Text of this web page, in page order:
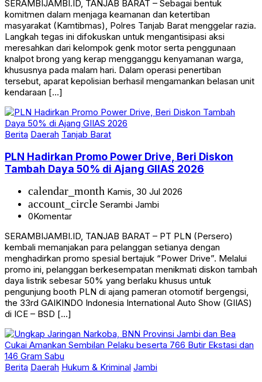
SERAMBIJAMBI.ID, TANJAB BARAT – Sebagai bentuk
komitmen dalam menjaga keamanan dan ketertiban
masyarakat (Kamtibmas), Polres Tanjab Barat menggelar razia.
Langkah tegas ini difokuskan untuk mengantisipasi aksi
meresahkan dari kelompok genk motor serta penggunaan
knalpot brong yang kerap mengganggu kenyamanan warga,
khususnya pada malam hari. Dalam operasi penertiban
tersebut, aparat kepolisian berhasil mengamankan belasan unit
kendaraan […]
Berita Daerah Tanjab Barat
PLN Hadirkan Promo Power Drive, Beri Diskon
Tambah Daya 50% di Ajang GIIAS 2026
calendar_month Kamis, 30 Jul 2026
account_circle Serambi Jambi
0Komentar
SERAMBIJAMBI.ID, TANJAB BARAT – PT PLN (Persero)
kembali memanjakan para pelanggan setianya dengan
menghadirkan promo spesial bertajuk “Power Drive”. Melalui
promo ini, pelanggan berkesempatan menikmati diskon tambah
daya listrik sebesar 50% yang berlaku khusus untuk
pengunjung booth PLN di ajang pameran otomotif bergengsi,
the 33rd GAIKINDO Indonesia International Auto Show (GIIAS)
di ICE – BSD […]
Berita Daerah Hukum & Kriminal Jambi